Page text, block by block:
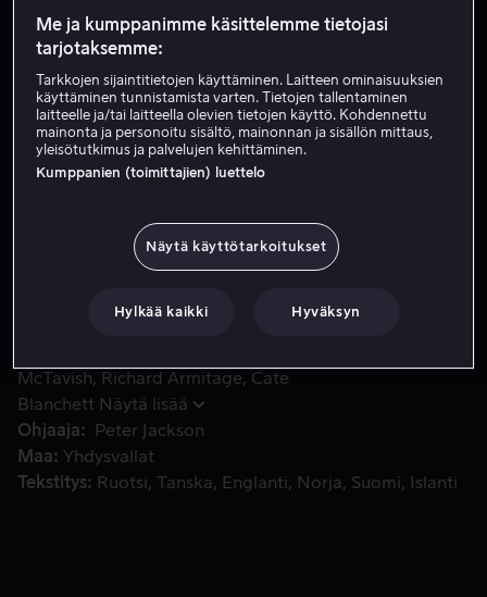
Tilaa nyt
Katso traileri
heidän johtajansa Thorin Tammikilven kanssa,
tavoitteenaan vapauttaa Ereborin kääpiövaltakunta,
McTavish
Richard Armitage
Cate
Blanchett Näytä lisää
Ohjaaja
Peter Jackson
Maa
Yhdysvallat
Tekstitys
Ruotsi Tanska Englanti Norja Suomi Islanti
Me ja kumppanimme käsittelemme tietojasi
tarjotaksemme:
Tarkkojen sijaintitietojen käyttäminen. Laitteen ominaisuuksien
käyttäminen tunnistamista varten. Tietojen tallentaminen
laitteelle ja/tai laitteella olevien tietojen käyttö. Kohdennettu
mainonta ja personoitu sisältö, mainonnan ja sisällön mittaus,
yleisötutkimus ja palvelujen kehittäminen.
Kumppanien (toimittajien) luettelo
Näytä käyttötarkoitukset
Hylkää kaikki Hyväksyn